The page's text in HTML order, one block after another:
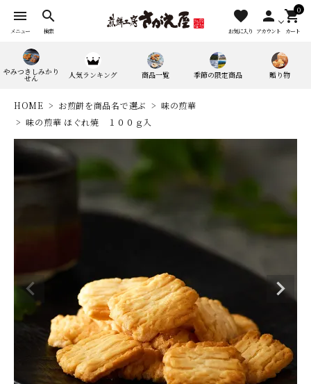
menu
メニュー
search
検索
favorite
お気に入り
person
アカウント
0
shopping_cart
カート
やみつきしみかり
せん 人気ランキング 商品一覧 季節の限定商品 贈り物
四季満喫便
やまがたマリアージュ
味の煎華
野菜カレー揚煎
HOME お煎餅を商品名で選ぶ
味の煎華
味の煎華 ほぐれ焼 １００ｇ入